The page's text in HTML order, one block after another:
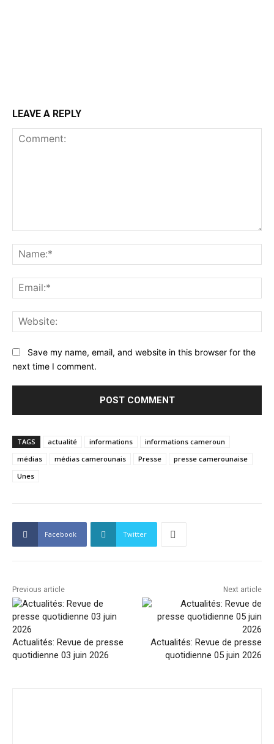
LEAVE A REPLY
Save my name, email, and website in this browser for the
next time I comment.
TAGS actualité informations
informations cameroun
médias
médias camerounais Presse
presse camerounaise
Unes
Facebook Twitter
Previous article
Actualités: Revue de presse
quotidienne 03 juin 2026
Next article
Actualités: Revue de presse
quotidienne 05 juin 2026